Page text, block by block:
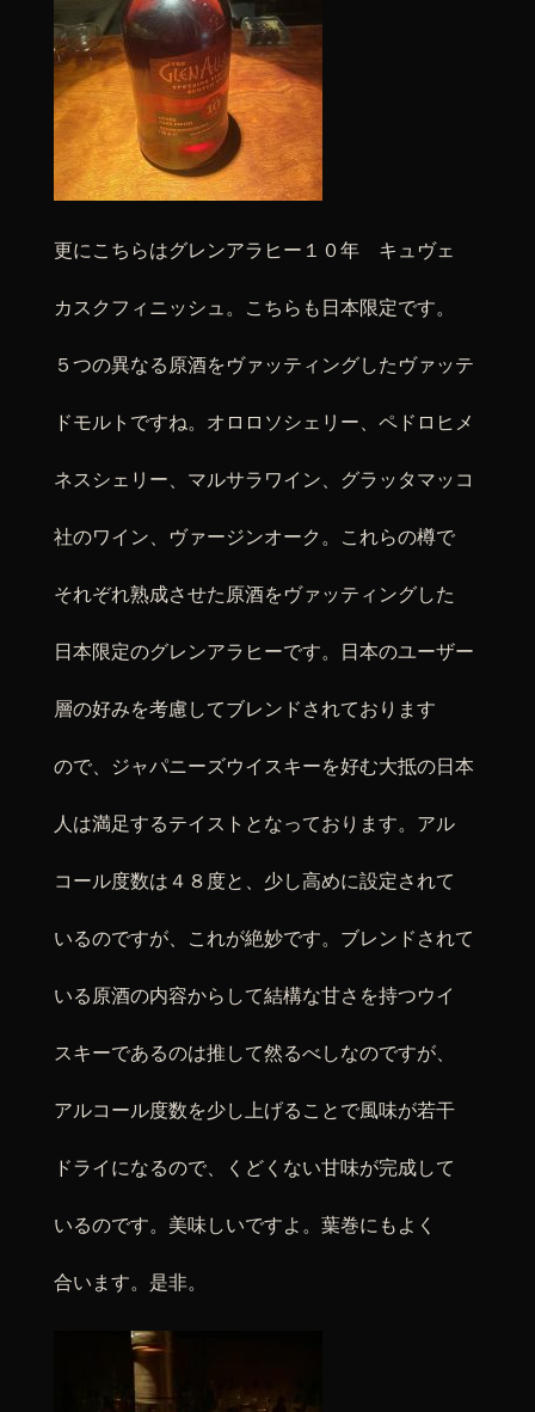
更にこちらはグレンアラヒー１０年 キュヴェ
カスクフィニッシュ。こちらも日本限定です。
５つの異なる原酒をヴァッティングしたヴァッテ
ドモルトですね。オロロソシェリー、ペドロヒメ
ネスシェリー、マルサラワイン、グラッタマッコ
社のワイン、ヴァージンオーク。これらの樽で
それぞれ熟成させた原酒をヴァッティングした
日本限定のグレンアラヒーです。日本のユーザー
層の好みを考慮してブレンドされております
ので、ジャパニーズウイスキーを好む大抵の日本
人は満足するテイストとなっております。アル
コール度数は４８度と、少し高めに設定されて
いるのですが、これが絶妙です。ブレンドされて
いる原酒の内容からして結構な甘さを持つウイ
スキーであるのは推して然るべしなのですが、
アルコール度数を少し上げることで風味が若干
ドライになるので、くどくない甘味が完成して
いるのです。美味しいですよ。葉巻にもよく
合います。是非。